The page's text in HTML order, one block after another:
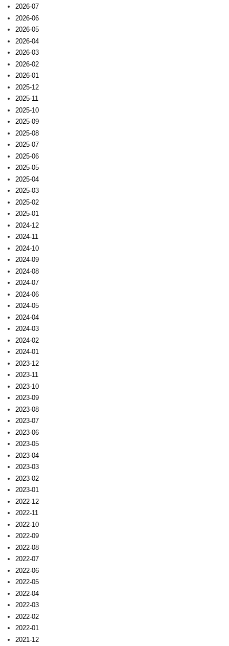
2026-07
2026-06
2026-05
2026-04
2026-03
2026-02
2026-01
2025-12
2025-11
2025-10
2025-09
2025-08
2025-07
2025-06
2025-05
2025-04
2025-03
2025-02
2025-01
2024-12
2024-11
2024-10
2024-09
2024-08
2024-07
2024-06
2024-05
2024-04
2024-03
2024-02
2024-01
2023-12
2023-11
2023-10
2023-09
2023-08
2023-07
2023-06
2023-05
2023-04
2023-03
2023-02
2023-01
2022-12
2022-11
2022-10
2022-09
2022-08
2022-07
2022-06
2022-05
2022-04
2022-03
2022-02
2022-01
2021-12